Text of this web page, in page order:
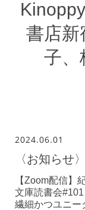
書店新
子、
2024.06.01
〈お知らせ〉
【Zoom配信】
文庫読書会
繊細かつユニー